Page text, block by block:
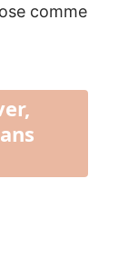
comme